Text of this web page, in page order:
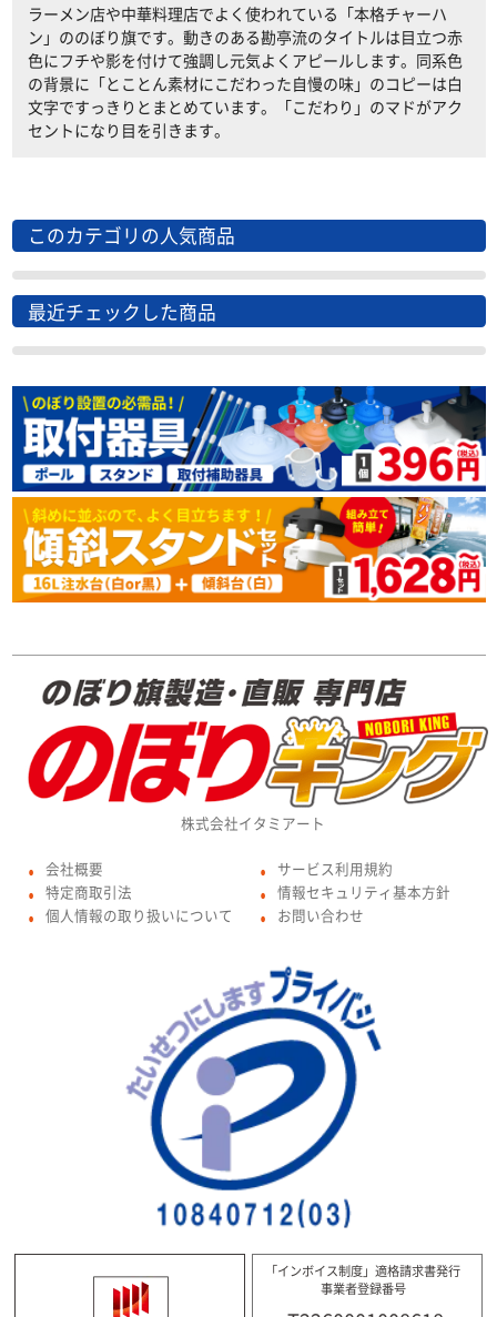
ラーメン店や中華料理店でよく使われている「本格チャーハ
ン」ののぼり旗です。動きのある勘亭流のタイトルは目立つ赤
色にフチや影を付けて強調し元気よくアピールします。同系色
の背景に「とことん素材にこだわった自慢の味」のコピーは白
文字ですっきりとまとめています。「こだわり」のマドがアク
セントになり目を引きます。
このカテゴリの人気商品
最近チェックした商品
株式会社イタミアート
● 会社概要
● 特定商取引法
● 個人情報の取り扱いについて
● サービス利用規約
● 情報セキュリティ基本方針
● お問い合わせ
「インボイス制度」適格請求書発行
事業者登録番号